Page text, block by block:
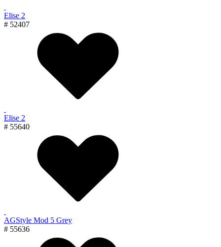
Elise 2
# 52407
Elise 2
# 55640
AGStyle Mod 5 Grey
# 55636